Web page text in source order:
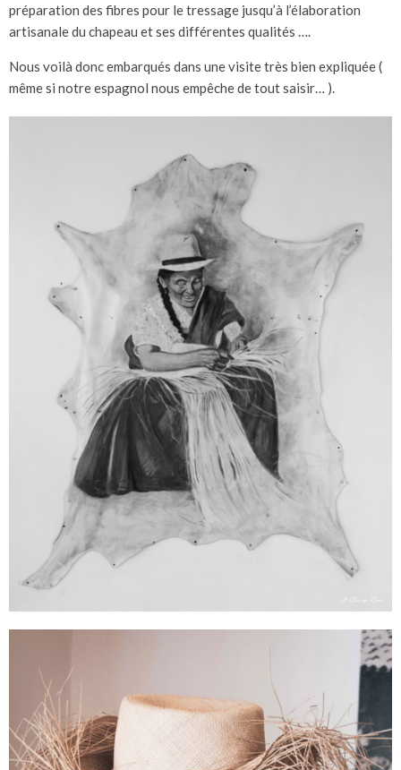
préparation des fibres pour le tressage jusqu’à l’élaboration
artisanale du chapeau et ses différentes qualités ….
Nous voilà donc embarqués dans une visite très bien expliquée (
même si notre espagnol nous empêche de tout saisir… ).